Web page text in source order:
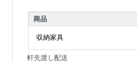
商品
軒先渡し配送